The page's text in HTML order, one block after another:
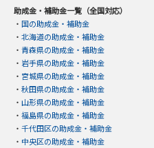
助成金・補助金一覧（全国対応）
・ 国の助成金・補助金
・ 北海道の助成金・補助金
・ 青森県の助成金・補助金
・ 岩手県の助成金・補助金
・ 宮城県の助成金・補助金
・ 秋田県の助成金・補助金
・ 山形県の助成金・補助金
・ 福島県の助成金・補助金
・ 千代田区の助成金・補助金
・ 中央区の助成金・補助金